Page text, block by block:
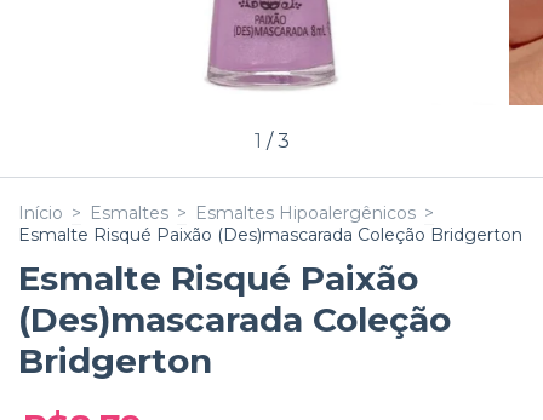
1 /3
Início > Esmaltes > Esmaltes Hipoalergênicos >
Esmalte Risqué Paixão (Des)mascarada Coleção Bridgerton
Esmalte Risqué Paixão
(Des)mascarada Coleção
Bridgerton